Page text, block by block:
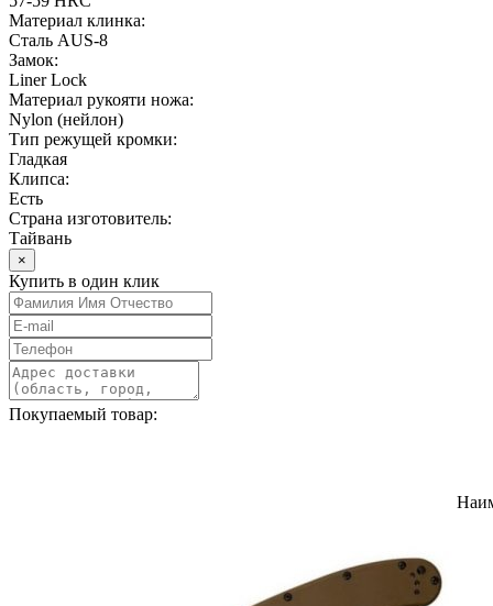
Материал клинка:
Сталь AUS-8
Замок:
Liner Lock
Материал рукояти ножа:
Nylon (нейлон)
Тип режущей кромки:
Гладкая
Клипса:
Есть
Страна изготовитель:
Тайвань
×
Купить в один клик
Покупаемый товар: